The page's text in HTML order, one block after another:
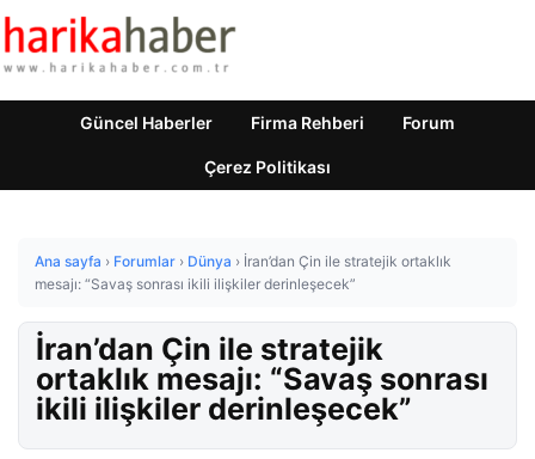
Güncel Haberler Firma Rehberi Forum
Çerez Politikası
Ana sayfa › Forumlar › Dünya › İran’dan Çin ile stratejik ortaklık
mesajı: “Savaş sonrası ikili ilişkiler derinleşecek”
İran’dan Çin ile stratejik
ortaklık mesajı: “Savaş sonrası
ikili ilişkiler derinleşecek”